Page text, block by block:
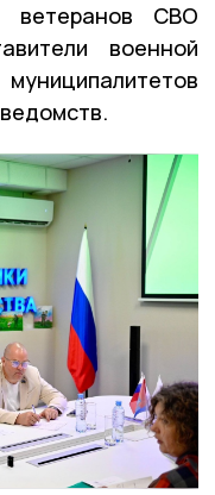
ветеранов СВО
военной